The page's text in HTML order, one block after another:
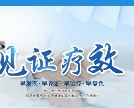
，寒假不留白 体面迎新年!
特邀原清华大学第一附属医院皮肤科主任28-29日来院会诊
预约从速!远大白转黑分享活动即将开幕!特邀北京专家来院坐诊!
恭贺伍德镜检查系统成功落户!暑期超强福利点击领取!
【世界白癜风日】白斑0元普查，更有多重福利千万别错过!
欢乐六一 “粽”享端午——彩绘童画世界 留住美丽瞬间